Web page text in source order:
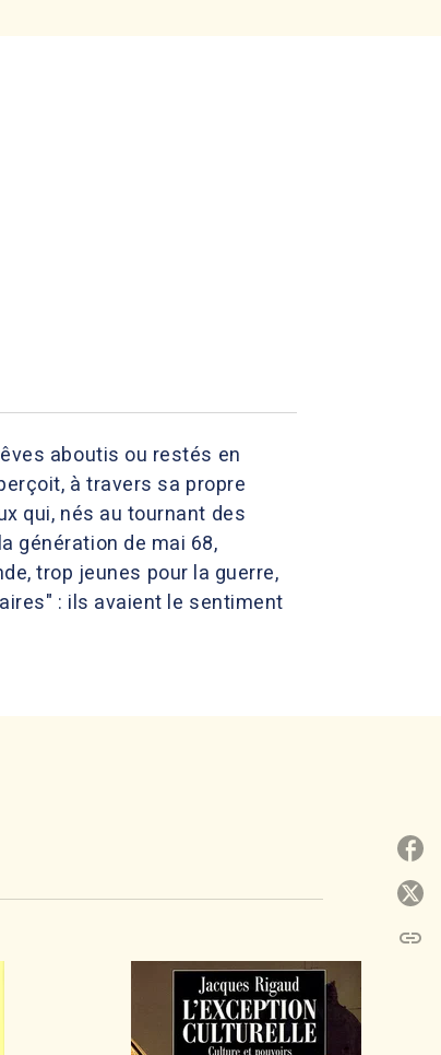
aboutis ou restés en
à travers sa propre
qui, nés au tournant des
génération de mai 68,
trop jeunes pour la guerre,
: ils avaient le sentiment
link